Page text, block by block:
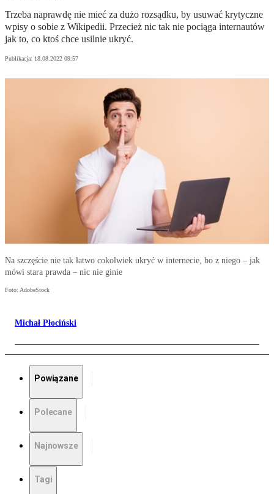
Trzeba naprawdę nie mieć za dużo rozsądku, by usuwać krytyczne
wpisy o sobie z Wikipedii. Przecież nic tak nie pociąga internautów
jak to, co ktoś chce usilnie ukryć.
Publikacja: 18.08.2022 09:57
Na szczęście nie tak łatwo cokolwiek ukryć w internecie, bo z niego – jak
mówi stara prawda – nic nie ginie
Foto: AdobeStock
Michał Płociński
Powiązane
Polecane
Najnowsze
Tagi